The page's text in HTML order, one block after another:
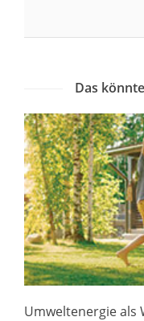
Das
Umweltenergie als